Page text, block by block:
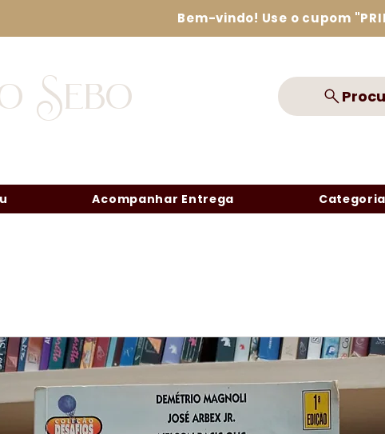
Bem-vindo! Use o cupom
Sebo
Acompanhar Entrega